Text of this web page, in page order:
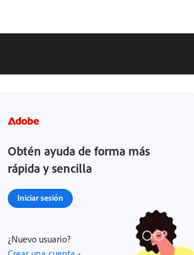
Obtén ayuda de forma más
rápida y sencilla
Iniciar sesión
¿Nuevo usuario?